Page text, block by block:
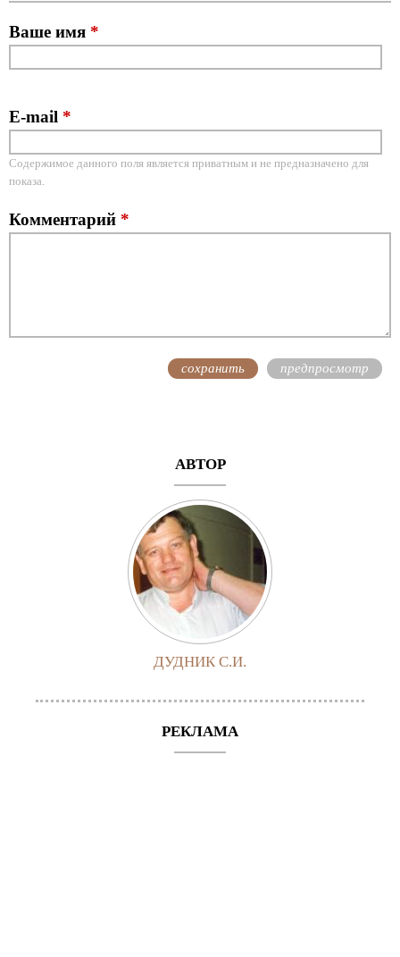
Ваше имя *
E-mail *
Содержимое данного поля является приватным и не предназначено для
показа.
Комментарий *
АВТОР
ДУДНИК С.И.
РЕКЛАМА